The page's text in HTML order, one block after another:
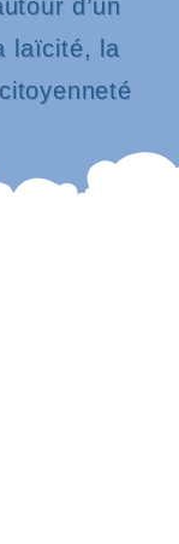
d’un
laïcité, la